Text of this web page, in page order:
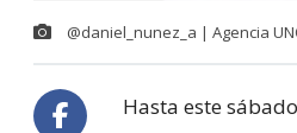
@daniel_nunez_a | Agencia
Hasta este